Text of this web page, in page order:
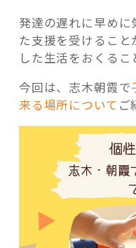
発達の遅れに早めに
た支援を受けるこ
した生活をおくるこ
今回は、志木朝霞で
来る場所について ご